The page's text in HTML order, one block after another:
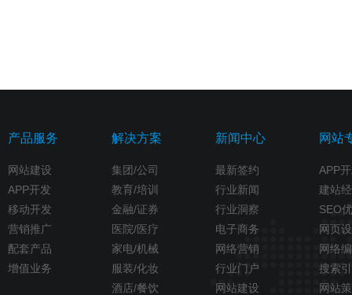
产品服务
网站建设
APP开发
移动开发
营销推广
配套产品
增值业务
解决方案
集团/公司
教育/培训
金融/证券
医院/医疗
家电/机械
服装/化妆
酒店/餐饮
新闻中心
最新签约
行业新闻
行业洞察
电子商务
网络营销
行业门户
网站建设
网站
APP
建站
SEO
网页
网络
搜索
网站